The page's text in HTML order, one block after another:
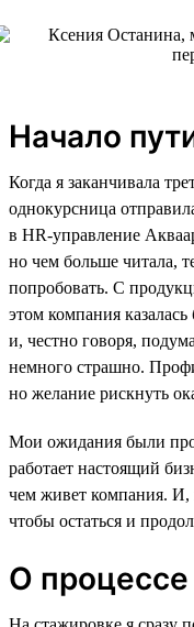
Начало
Когда я заканчивала
однокурсница
в HR-управление
но чем больше читала,
попробовать. С
этом компания
и, честно говоря,
немного страшно.
но желание рискнуть
Мои ожидания были
работает настоящий
чем живет компания. И,
чтобы остаться и
О